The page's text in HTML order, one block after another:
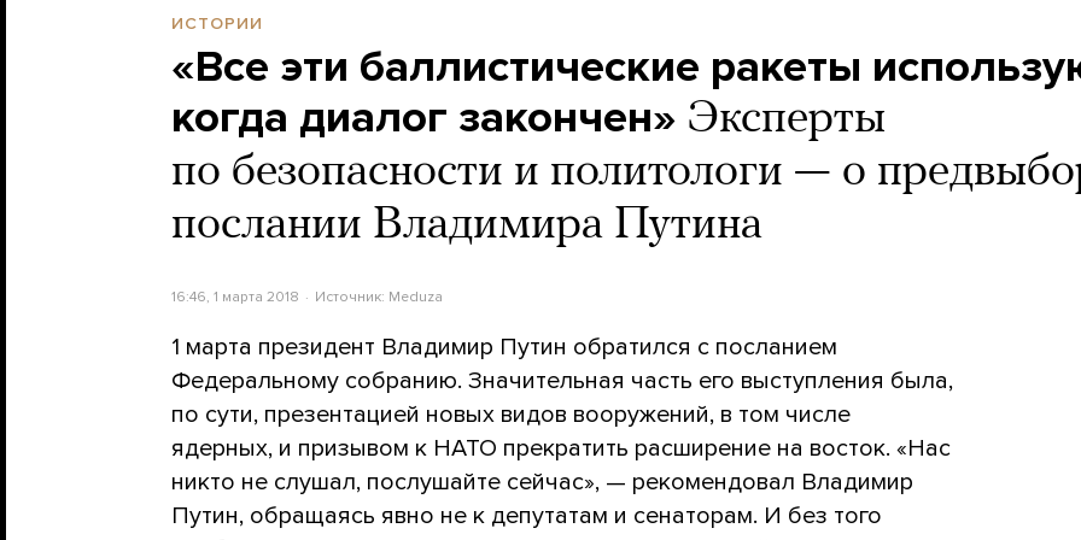
ИСТОРИИ
«Все эти баллистические ракеты
когда диалог закончен» Эксперты
по безопасности и политологи — о
послании Владимира Путина
16:46, 1 марта 2018 Источник: Meduza
1 марта президент Владимир Путин обратился с посланием
Федеральному собранию. Значительная часть его выступления была,
по сути, презентацией новых видов вооружений, в том числе
ядерных, и призывом к НАТО прекратить расширение на восток. «Нас
никто не слушал, послушайте сейчас», — рекомендовал Владимир
Путин, обращаясь явно не к депутатам и сенаторам. И без того